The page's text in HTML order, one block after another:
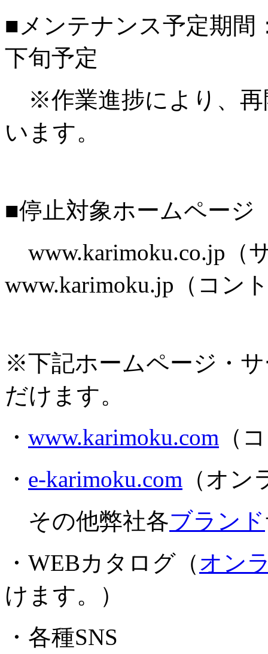
■メンテナンス予定期間
下旬予定
※作業進捗により、再
います。
■停止対象ホームページ
www.karimoku.co.jp（
www.karimoku.jp（コン
※下記ホームページ・
だけます。
・ www.karimoku.com （
・ e-karimoku.com （オ
その他弊社各ブランド
・WEBカタログ（オン
けます。）
・各種SNS